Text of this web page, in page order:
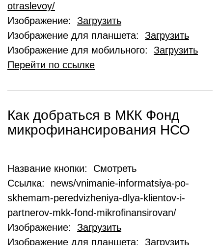
otraslevoy/
Изображение: Загрузить
Изображение для планшета: Загрузить
Изображение для мобильного: Загрузить
Перейти по ссылке
Как добраться в МКК Фонд
микрофинансирования НСО
Название кнопки: Смотреть
Ссылка: news/vnimanie-informatsiya-po-
skhemam-peredvizheniya-dlya-klientov-i-
partnerov-mkk-fond-mikrofinansirovan/
Изображение: Загрузить
Изображение для планшета: Загрузить